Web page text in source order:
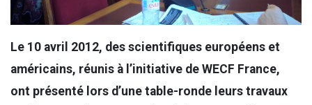
Le 10 avril 2012, des scientifiques européens et
américains, réunis à l’initiative de WECF France,
ont présenté lors d’une table-ronde leurs travaux